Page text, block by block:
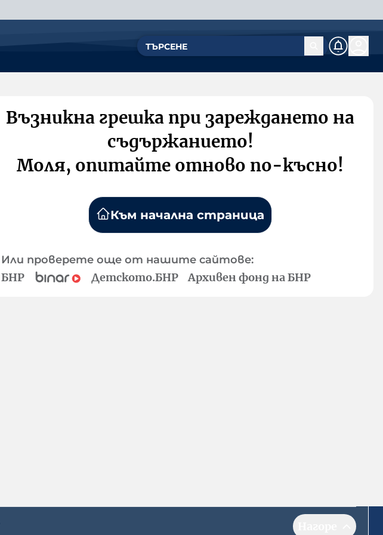
Възникна грешка при зареждането на
съдържанието!
Моля, опитайте отново по-късно!
Към начална страница
Или проверете още от нашите сайтове:
БНР Детското.БНР Архивен фонд на БНР